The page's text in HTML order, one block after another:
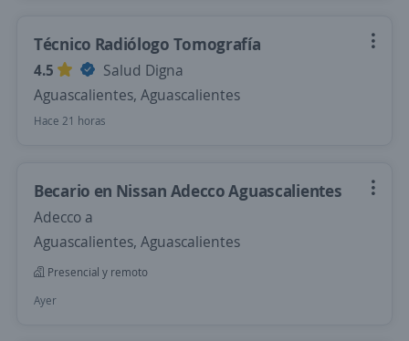
Técnico Radiólogo Tomografía
4.5
Salud Digna
Aguascalientes, Aguascalientes
Hace 21 horas
Becario en Nissan Adecco Aguascalientes
Adecco a
Aguascalientes, Aguascalientes
Presencial y remoto
Ayer